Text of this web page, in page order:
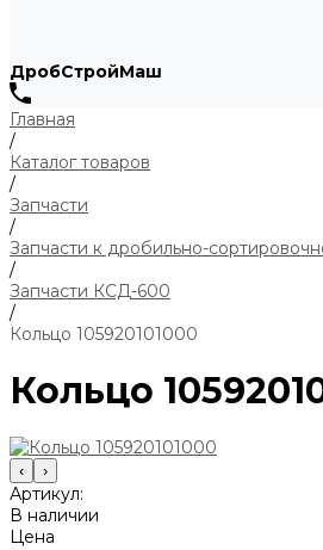
ДробСтройМаш
Главная
/
Каталог товаров
/
Запчасти
/
Запчасти к дробильно-
/
Запчасти КСД-600
/
Кольцо 105920101000
Кольцо
‹ ›
Артикул:
В наличии
Цена